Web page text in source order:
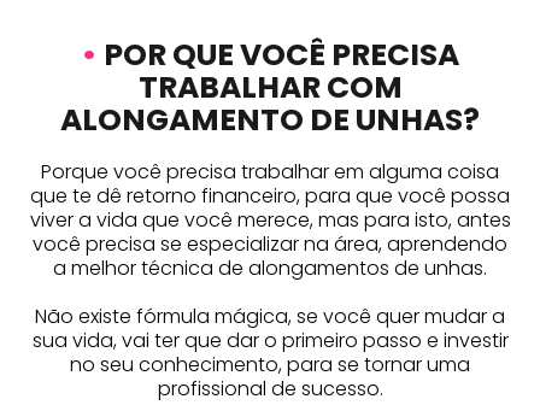
• POR QUE VOCÊ PRECISA
TRABALHAR COM
ALONGAMENTO DE UNHAS?
Porque você precisa trabalhar em alguma coisa
que te dê retorno financeiro, para que você possa
viver a vida que você merece, mas para isto, antes
você precisa se especializar na área, aprendendo
a melhor técnica de alongamentos de unhas.
Não existe fórmula mágica, se você quer mudar a
sua vida, vai ter que dar o primeiro passo e investir
no seu conhecimento, para se tornar uma
profissional de sucesso.